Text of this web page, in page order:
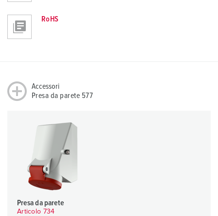
RoHS
Accessori
Presa da parete 577
Presa da parete
Articolo 734